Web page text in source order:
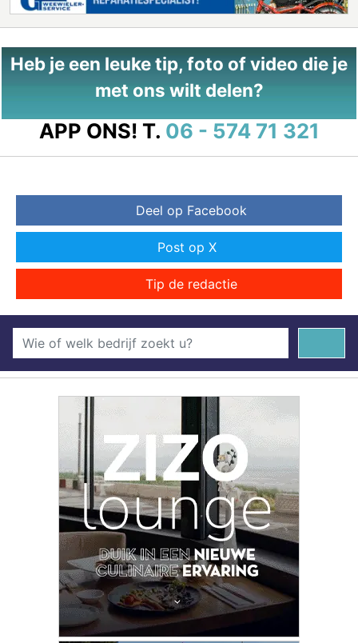
Heb je een leuke tip, foto of video die je
met ons wilt delen?
APP ONS! T. 06 - 574 71 321
Deel op Facebook
Post op X
Tip de redactie